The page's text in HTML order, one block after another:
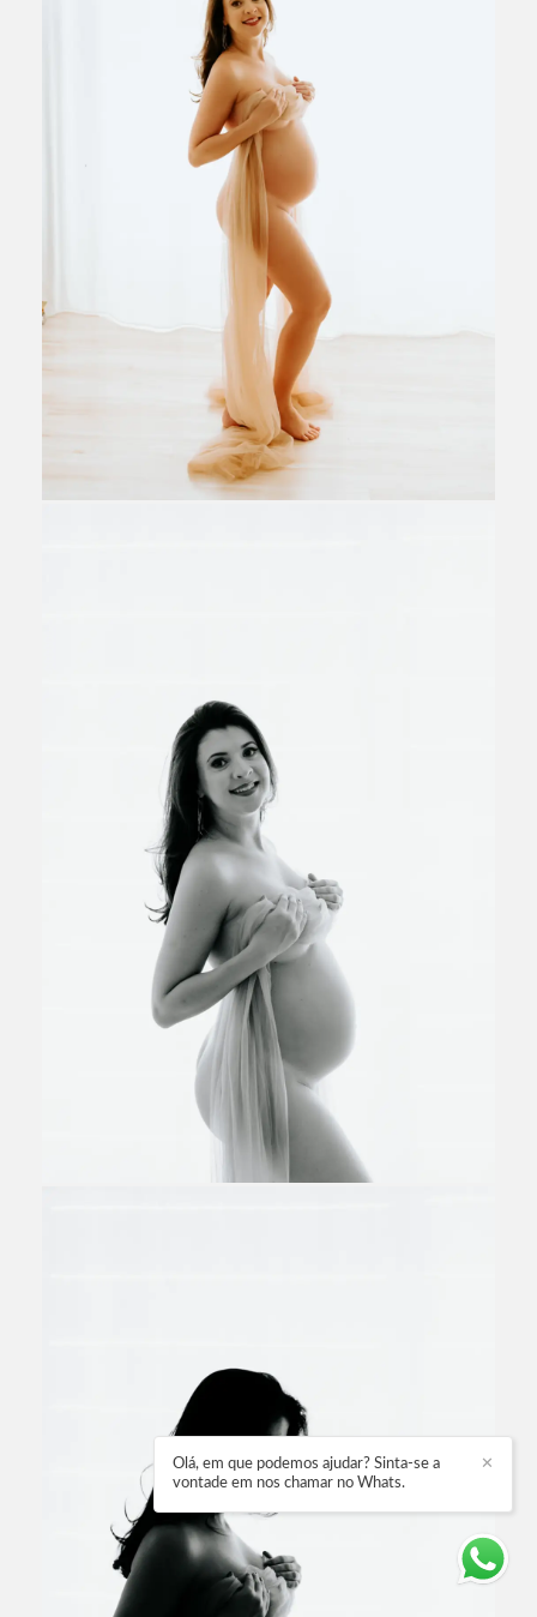
✕
Olá, em que podemos ajudar? Sinta-se a
vontade em nos chamar no Whats.